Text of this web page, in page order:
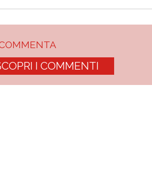
I COMMENTI